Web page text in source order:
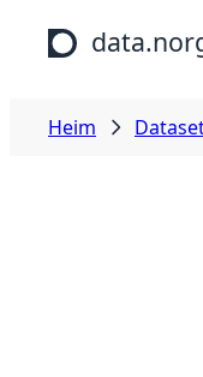
Hopp til hovudinnhald
Heim